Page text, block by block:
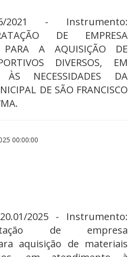
2021 - Instrumento:
DE EMPRESA
PARA A AQUISIÇÃO DE
DIVERSOS, EM
ÀS NECESSIDADES DA
DE SÃO FRANCISCO
00:00:00
2025 - Instrumento:
de empresa
aquisição de materiais